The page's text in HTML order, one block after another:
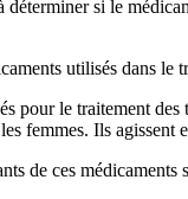
déterminer si le
utilisés dans le
pour le traitement
femmes. Ils
de ces